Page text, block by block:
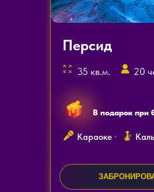
ЗАКАЗАТЬ
Персид
35 кв.м. 20
Караоке
В подарок при